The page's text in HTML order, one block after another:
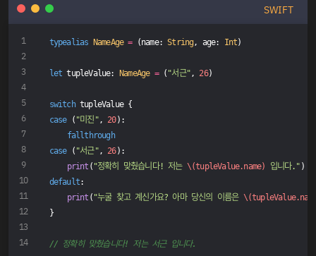
SWIFT
typealias NameAge = (name: String, age: Int)
let tupleValue: NameAge = ( "서근", 26)
switch tupleValue {
case ( "미진", 20):
fallthrough
case ( "서근", 26):
print ( "정확히 맞췄습니다! 저는 \(tupleValue.name) 입니다." )
default:
print ( "누굴 찾고 계신가요? 아마 당신의 이름은
}
// 정확히 맞췄습니다! 저는 서근 입니다.